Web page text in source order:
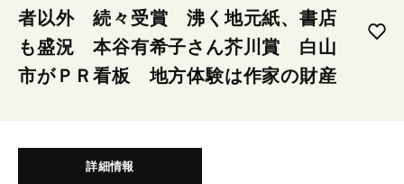
者以外 続々受賞 沸く地元紙、書店
も盛況 本谷有希子さん芥川賞 白山
市がＰＲ看板 地方体験は作家の財産
詳細情報